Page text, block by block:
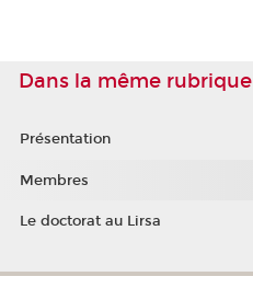
Dans la même rubrique
Présentation
Membres
Le doctorat au Lirsa